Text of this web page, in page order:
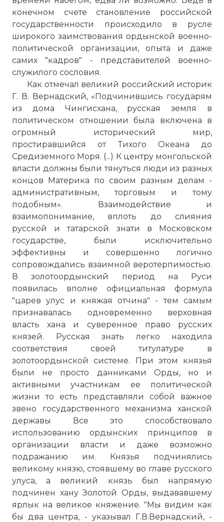
конечном счете становление российской
государственности происходило в русле
широкого заимствования ордынской военно-
политической организации, опыта и даже
самих "кадров" - представителей военно-
служилого сословия.
Как отмечал великий российский историк
Г. В. Вернадский, «Подчинившись государям
из дома Чингисхана, русская земля в
политическом отношении была включена в
огромный исторический мир,
простиравшийся от Тихого Океана до
Средиземного Моря. (...) К центру монгольской
власти должны были тянуться люди из разных
концов Материка по своим разным делам -
административным, торговым и тому
подобным». Взаимодействие и
взаимопонимание, вплоть до слияния
русской и татарской знати в Московском
государстве, были исключительно
эффективны и совершенно логично
сопровождались взаимной веротерпимостью.
В золотоордынский период на Руси
появилась вполне официальная формула
"царев улус и княжая отчина" - тем самым
признавалась одновременно верховная
власть хана и суверенное право русских
князей. Русская знать легко находила
соответствия своей титулатуре в
золотоордынской системе. При этом князья
были не просто данниками Орды, но и
активными участникам ее политической
жизни то есть представляли собой важное
звено государственного механизма ханской
державы Все это способствовало
использованию ордынских принципов в
организации власти и даже возможно
подражанию им. Князья подчинялись
великому князю, стоявшему во главе русского
улуса, а великий князь был напрямую
подчинен хану Золотой Орды, выдававшему
ярлык на великое княжение. "Мы видим как
бы два центра, - указывал Г.В.Вернадский, -